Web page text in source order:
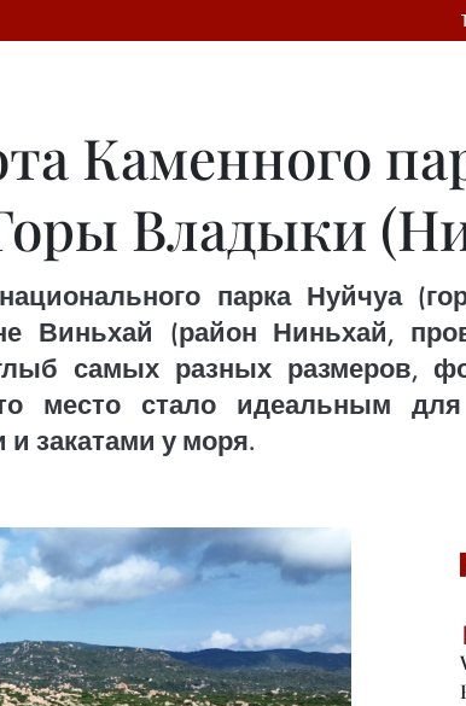
Каменного
Владыки
парка Нуйчуа
Виньхай (район Ниньхай,
самых разных размеров,
место стало идеальным для
закатами у моря.